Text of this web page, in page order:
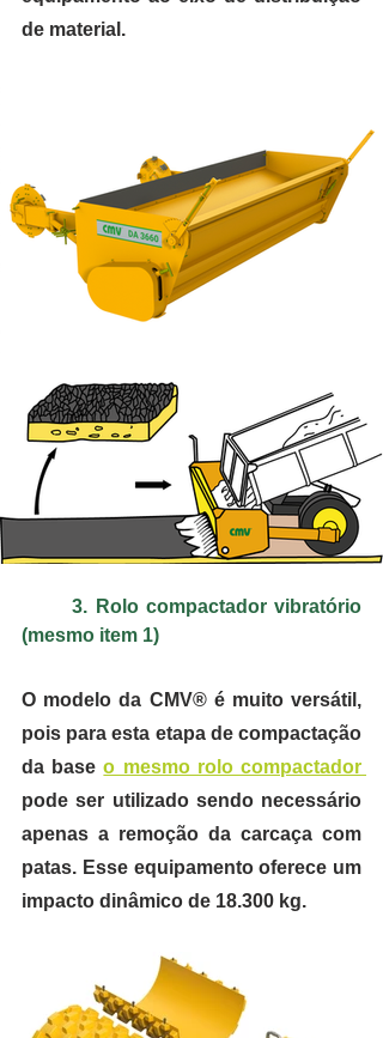
de material.
(mesmo item 1)
O modelo da CMV® é muito versátil,
pois para esta etapa de compactação
da base
pode ser utilizado sendo necessário
apenas a remoção da carcaça com
patas. Esse equipamento oferece um
impacto dinâmico de 18.300 kg.